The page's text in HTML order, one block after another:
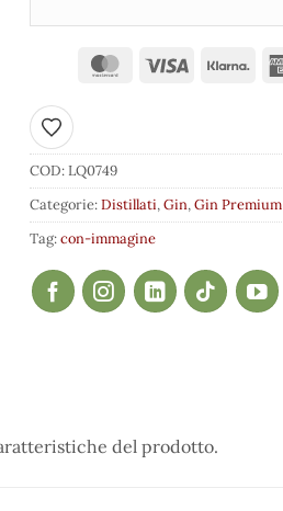
Aggiungi ai preferiti
COD:LQ0749
Categorie:Distillati,Gin,Gin Premium
Tag:con-immagine
del prodotto.